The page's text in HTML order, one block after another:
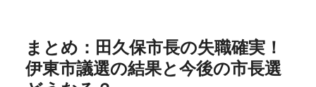
まとめ：田久保市長の失職確実！
伊東市議選の結果と今後の市長選